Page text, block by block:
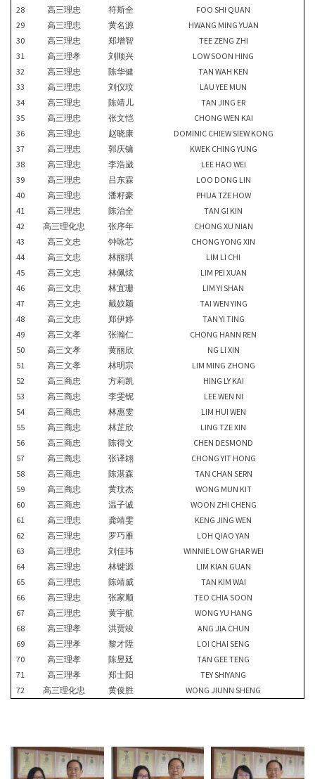
28
高三理忠 符斯全
FOO SHI QUAN
29
高三理忠 黄名源
HWANG MING YUAN
30
高三理忠 郑增智
TEE ZENG ZHI
31
高三理孝 刘顺兴
LOW SOON HING
32
高三理忠 陈华健
TAN WAH KEN
33
高三理忠 刘仪玟
LAU YEE MUN
34
高三理忠 陈靖儿
TAN JING ER
35
高三理忠 张文恺
CHONG WEN KAI
36
高三理忠 赵晓康
DOMINIC CHIEW SIEW KONG
37
高三理忠 郭庆镛
KWEK CHING YUNG
38
高三理忠 李浩崴
LEE HAO WEI
39
高三理忠 吕东霖
LOO DONG LIN
40
高三理忠 潘籽豪
PHUA TZE HOW
41
高三理忠 陈治全
TAN GI KIN
42
高三理化忠 张序年
CHONG XU NIAN
43
高三文忠 钟咏芯
CHONG YONG XIN
44
高三文忠 林丽琪
LIM LI CHI
45
高三文忠 林佩炫
LIM PEI XUAN
46
高三文忠 林宜珊
LIM YI SHAN
47
高三文忠 戴妏颖
TAI WEN YING
48
高三文忠 郑伊婷
TAN YI TING
49
高三文孝 张瀚仁
CHONG HANN REN
50
高三文孝 黄丽欣
NG LI XIN
51
高三文孝 林明宗
LIM MING ZHONG
52
高三商忠 方莉凯
HING LY KAI
53
高三商忠 李雯铌
LEE WEN NI
54
高三商忠 林惠雯
LIM HUI WEN
55
高三商忠 林芷欣
LING TZE XIN
56
高三商忠 陈得文
CHEN DESMOND
57
高三商忠 张译翃
CHONG YIT HONG
58
高三商忠 陈湛森
TAN CHAN SERN
59
高三商忠 黄玟杰
WONG MUN KIT
60
高三商忠 温子诚
WOON ZHI CHENG
61
高三理忠 龚靖雯
KENG JING WEN
62
高三理忠 罗巧雁
LOH QIAO YAN
63
高三理忠 刘佳玮
WINNIE LOW GHAR WEI
64
高三理忠 林键源
LIM KIAN GUAN
65
高三理忠 陈靖威
TAN KIM WAI
66
高三理忠 张家顺
TEO CHIA SOON
67
高三理忠 黄宇航
WONG YU HANG
68
高三理孝 洪贾竣
ANG JIA CHUN
69
高三理孝 黎才陞
LOI CHAI SENG
70
高三理孝 陈昱廷
TAN GEE TENG
71
高三理孝 郑士阳
TEY SHIYANG
72
高三理化忠 黄俊胜 WONG JIUNN SHENG